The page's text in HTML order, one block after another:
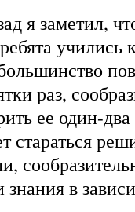
я заметил,
учились
раз,
ее один-
стараться
знания в